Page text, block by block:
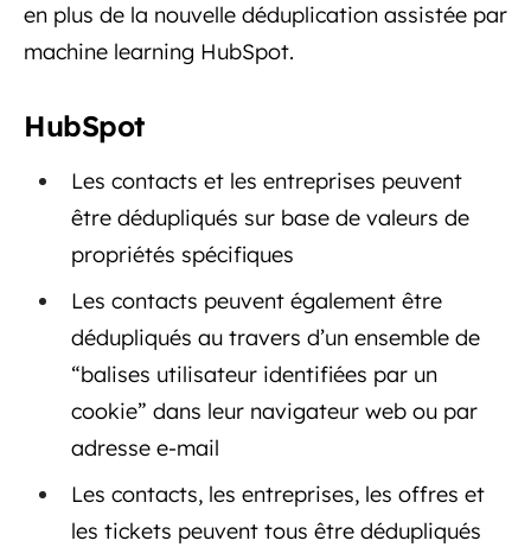
en plus de la nouvelle déduplication assistée par
machine learning HubSpot.
HubSpot
Les contacts et les entreprises peuvent
être dédupliqués sur base de valeurs de
propriétés spécifiques
Les contacts peuvent également être
dédupliqués au travers d’un ensemble de
“balises utilisateur identifiées par un
cookie” dans leur navigateur web ou par
adresse e-mail
Les contacts, les entreprises, les offres et
les tickets peuvent tous être dédupliqués